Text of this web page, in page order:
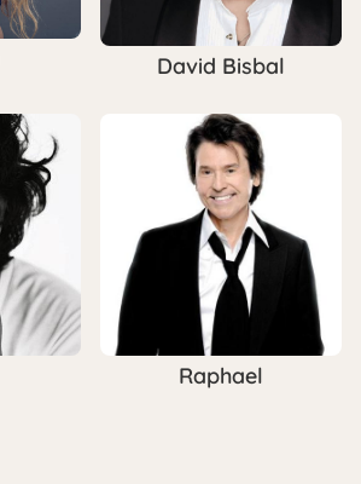
David Bisbal
Raphael